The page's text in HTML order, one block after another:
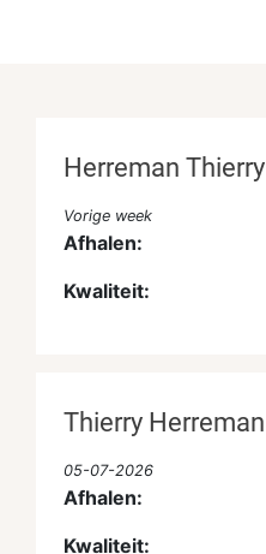
Herreman Thierry
Vorige week
Afhalen:
Kwaliteit:
Thierry Herreman
05-07-2026
Afhalen:
Kwaliteit: